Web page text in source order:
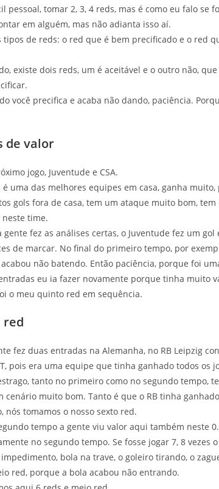
pessoal, tomar 2, 3, 4 reds, mas é como eu falo se
em alguém, mas não adianta isso aí.
tipos de reds: o red que é bem precificado e o red
existe dois reds, um é aceitável e o outro não,
você precifica e acaba não dando, paciência.
de valor
jogo, Juventude e CSA.
é uma das melhores equipes em casa, ganha
gols fora de casa, tem um ataque muito bom,
time.
gente fez as análises certas, o Juventude fez um
de marcar. No final do primeiro tempo, por
acabou não batendo. Então paciência, porque foi
eu ia fazer novamente porque tinha muito
o meu quinto red em sequência.
red
fez duas entradas na Alemanha, no RB Leipzig
pois era uma equipe que tinha ganhado todos os
tanto no primeiro como no segundo tempo,
cenário muito bom. Tanto é que o RB tinha
nós tomamos o nosso sexto red.
tempo a gente viu valor aqui também neste
no segundo tempo. Se fosse jogar 7, 8 vezes
bola na trave, o goleiro tirando, o
red, porque a bola acabou não entrando.